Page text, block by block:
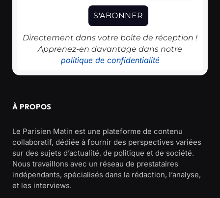
Directement dans votre boîte de réception !
Apprenez-en davantage dans notre
politique de confidentialité
À PROPOS
Le Parisien Matin est une plateforme de contenu
collaboratif, dédiée à fournir des perspectives variées
sur des sujets d’actualité, de politique et de société.
Nous travaillons avec un réseau de prestataires
indépendants, spécialisés dans la rédaction, l’analyse,
et les interviews.